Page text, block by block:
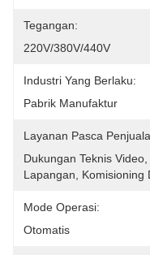
Tegangan:
220V/380V/440V
Industri Yang Berlaku:
Pabrik Manufaktur
Layanan Pasca
Dukungan Teknis
Lapangan, Komisioning
Mode Operasi:
Otomatis